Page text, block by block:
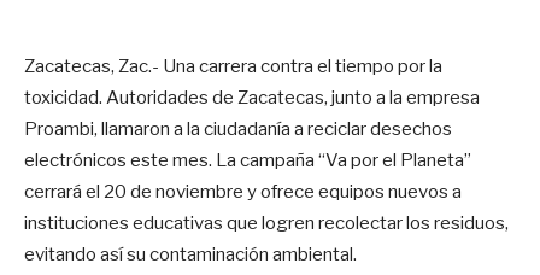
Zacatecas, Zac.- Una carrera contra el tiempo por la
toxicidad. Autoridades de Zacatecas, junto a la empresa
Proambi, llamaron a la ciudadanía a reciclar desechos
electrónicos este mes. La campaña “Va por el Planeta”
cerrará el 20 de noviembre y ofrece equipos nuevos a
instituciones educativas que logren recolectar los residuos,
evitando así su contaminación ambiental.